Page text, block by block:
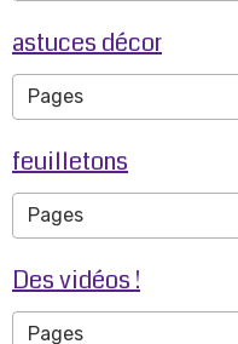
astuces décor
feuilletons
Des vidéos !